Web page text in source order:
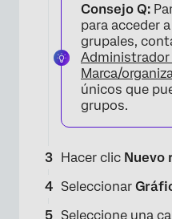
Consejo Q:
para acceder
grupales,
Administrador
Marca/
únicos que
grupos.
Hacer clic Nuevo
Seleccionar
Seleccione una